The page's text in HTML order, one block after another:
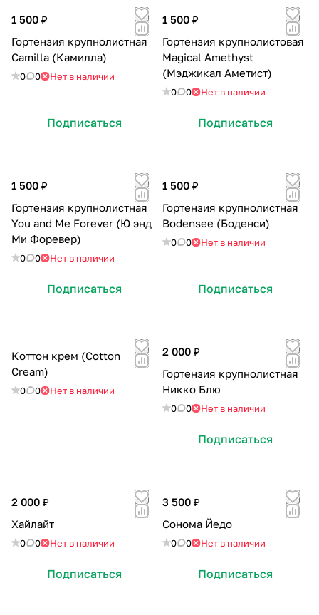
1 500 ₽
Гортензия крупнолистная
Camilla (Камилла)
0 0 Нет в наличии
Подписаться
1 500 ₽
Гортензия крупнолистовая
Magical Amethyst
(Мэджикал Аметист)
0 0 Нет в наличии
Подписаться
1 500 ₽
Гортензия крупнолистная
You and Me Forever (Ю энд
Ми Форевер)
0 0 Нет в наличии
Подписаться
1 500 ₽
Гортензия крупнолистная
Bodensee (Боденси)
0 0 Нет в наличии
Подписаться
Коттон крем (Cotton
Cream)
0 0 Нет в наличии
2 000 ₽
Гортензия крупнолистная
Никко Блю
0 0 Нет в наличии
Подписаться
2 000 ₽
Хайлайт
0 0 Нет в наличии
Подписаться
3 500 ₽
Сонома Йедо
0 0 Нет в наличии
Подписаться